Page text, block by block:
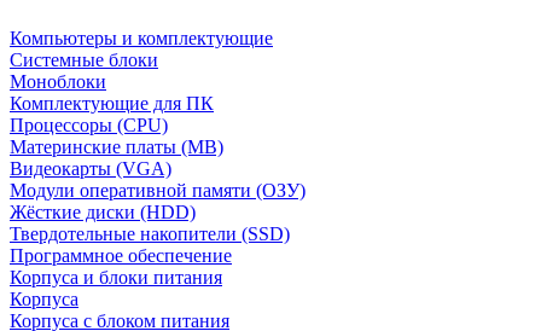
Компьютеры и комплектующие
Системные блоки
Моноблоки
Комплектующие для ПК
Процессоры (CPU)
Материнские платы (MB)
Видеокарты (VGA)
Модули оперативной памяти (ОЗУ)
Жёсткие диски (HDD)
Твердотельные накопители (SSD)
Программное обеспечение
Корпуса и блоки питания
Корпуса
Корпуса с блоком питания